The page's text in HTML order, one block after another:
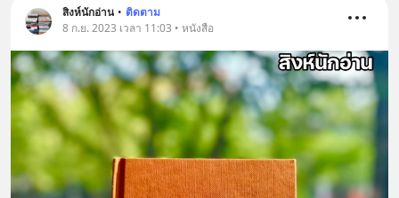
สิงห์นักอ่าน • ติดตาม
8 ก.ย. 2023 เวลา 11:03 • หนังสือ